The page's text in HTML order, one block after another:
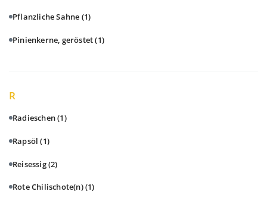
Pflanzliche Sahne (1)
Pinienkerne, geröstet(1)
R
Radieschen(1)
Rapsöl(1)
Reisessig(2)
Rote Chilischote(n)(1)